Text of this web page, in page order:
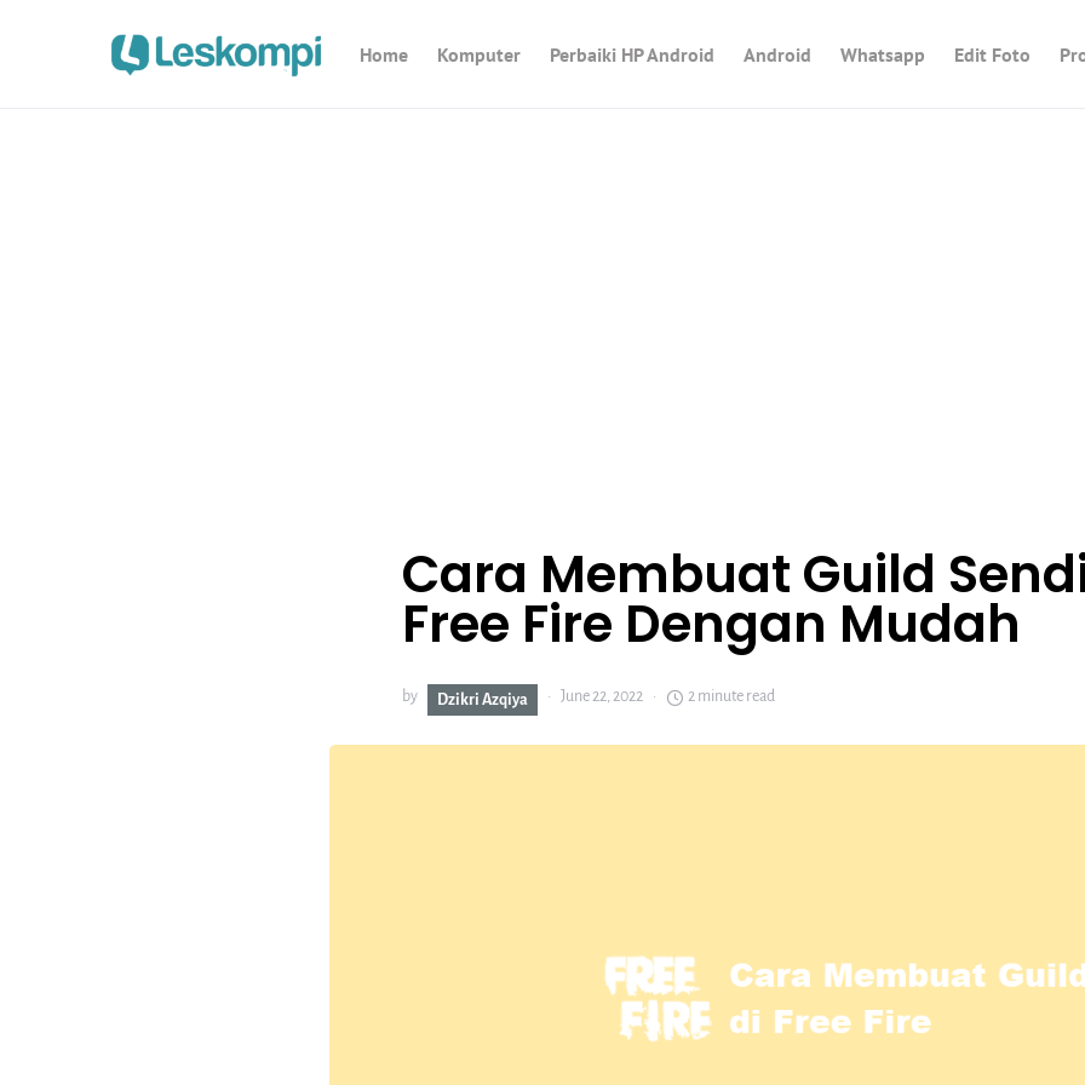
Home Komputer Perbaiki HP Android Android Whatsapp Edit Foto
Cara Membuat Guild
Free Fire Dengan Mudah
by Dzikri Azqiya June 22, 2022 2 minute read